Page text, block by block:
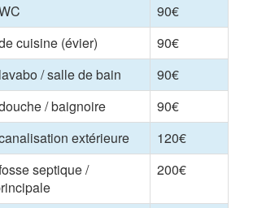
90€
cuisine (évier)
90€
/ salle de bain
90€
/ baignoire
90€
extérieure
120€
septique /
200€